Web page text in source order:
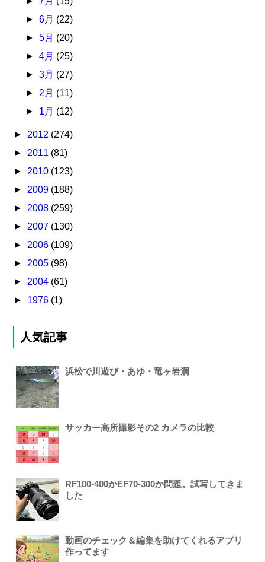
► 6月 (22)
► 5月 (20)
► 4月 (25)
► 3月 (27)
► 2月 (11)
► 1月 (12)
► 2012 (274)
► 2011 (81)
► 2010 (123)
► 2009 (188)
► 2008 (259)
► 2007 (130)
► 2006 (109)
► 2005 (98)
► 2004 (61)
► 1976 (1)
人気記事
浜松で川遊び・あゆ・竜ヶ岩洞
サッカー高所撮影その2 カメラの比較
RF100-400かEF70-300か問題。試写してきま
した
動画のチェック＆編集を助けてくれるアプリ
作ってます